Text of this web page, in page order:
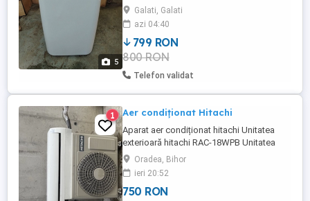
5
funcțional dupa cum se vede în poze
relații la telefon
Galati, Galati
azi 04:40
799 RON
800 RON
Telefon validat
1 Aer condiționat Hitachi
Aparat aer condiționat hitachi Unitatea
exterioară hitachi RAC-18WPB Unitatea
interioară RAK-18RPB Telecomandă Preț
neg.
Oradea, Bihor
ieri 20:52
750 RON